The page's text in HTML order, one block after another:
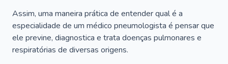
Assim, uma maneira prática de entender qual é a
especialidade de um médico pneumologista é pensar que
ele previne, diagnostica e trata doenças pulmonares e
respiratórias de diversas origens.